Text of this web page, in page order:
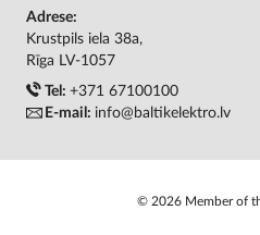
Adrese:
Krustpils iela 38a,
Rīga LV-1057
Tel: +371 67100100
E-mail: info@baltikelektro.lv
© 2026 Member of